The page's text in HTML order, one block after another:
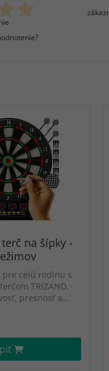
na šípky -
pre celú rodinu s
TRIZAND.
presnosť a…